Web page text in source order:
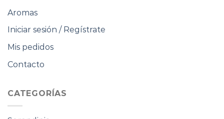
Aromas
Iniciar sesión / Regístrate
Mis pedidos
Contacto
CATEGORÍAS